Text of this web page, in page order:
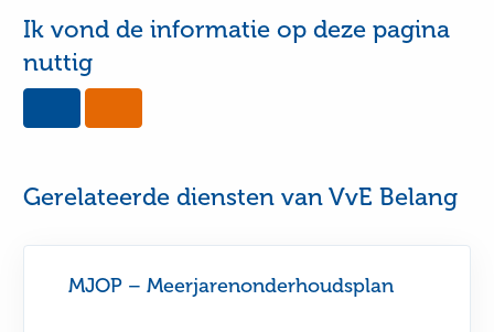
Ik vond de informatie op deze pagina
nuttig
this
this
useful
Gerelateerde diensten van VvE Belang
MJOP – Meerjarenonderhoudsplan